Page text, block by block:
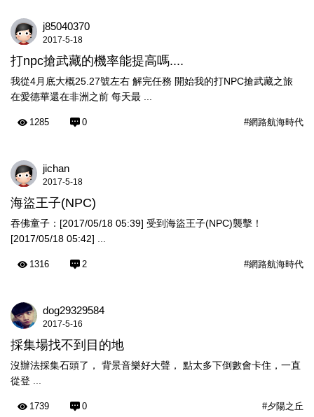
j85040370
2017-5-18
打npc搶武藏的機率能提高嗎....
我從4月底大概25.27號左右 解完任務 開始我的打NPC搶武藏之旅
在愛德華還在非洲之前 每天最 ...
#網路航海時代
1285 0
jichan
2017-5-18
海盜王子(NPC)
吞佛童子：[2017/05/18 05:39] 受到海盜王子(NPC)襲擊！
[2017/05/18 05:42] ...
#網路航海時代
1316 2
dog29329584
2017-5-16
採集場找不到目的地
沒辦法採集石頭了， 背景音樂好大聲， 點太多下倒數會卡住，一直
從登 ...
#夕陽之丘
1739 0